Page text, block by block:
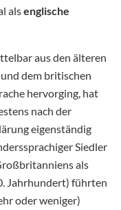
alsenglische
aus den älteren
dem britischen
hervorging, hat
nach der
eigenständig
Siedler
als
Jahrhundert) führten
oder weniger)